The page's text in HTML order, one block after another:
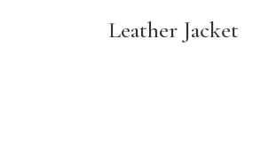
Leather Jacket